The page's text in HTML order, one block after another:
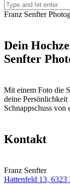
Franz Senfter
Dein
Senfter
Mit einem Foto die
deine Persönlichkeit
Schnappschuss
Kontakt
Franz Senfter
Hattenfeld 13, 6323